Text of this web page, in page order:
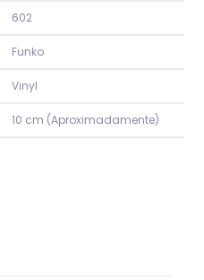
602
Funko
Vinyl
10 cm (Aproximadamente)